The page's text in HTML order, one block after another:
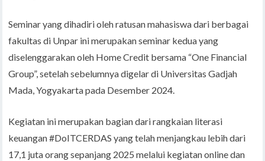
Seminar yang dihadiri oleh ratusan mahasiswa dari berbagai
fakultas di Unpar ini merupakan seminar kedua yang
diselenggarakan oleh Home Credit bersama “One Financial
Group”, setelah sebelumnya digelar di Universitas Gadjah
Mada, Yogyakarta pada Desember 2024.
Kegiatan ini merupakan bagian dari rangkaian literasi
keuangan #DoITCERDAS yang telah menjangkau lebih dari
17,1 juta orang sepanjang 2025 melalui kegiatan online dan